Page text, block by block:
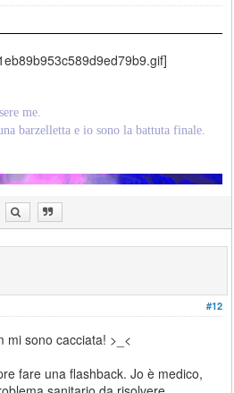
me.
barzelletta e io sono la battuta finale.
#12
mi sono cacciata! >_<
fare una flashback. Jo è medico,